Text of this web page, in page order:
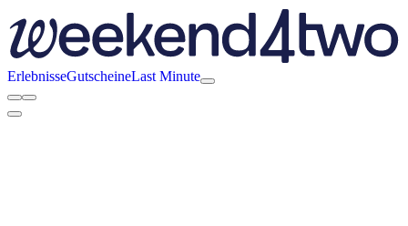
ErlebnisseGutscheineLast Minute